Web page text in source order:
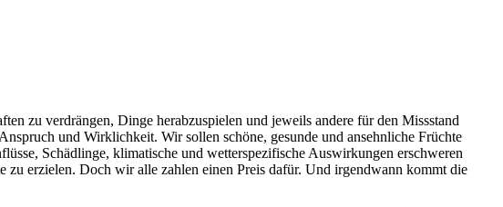
zu verdrängen, Dinge herabzuspielen und jeweils andere für den Missstand
und Wirklichkeit. Wir sollen schöne, gesunde und ansehnliche Früchte
Schädlinge, klimatische und wetterspezifische Auswirkungen erschweren
zu erzielen. Doch wir alle zahlen einen Preis dafür. Und irgendwann kommt die